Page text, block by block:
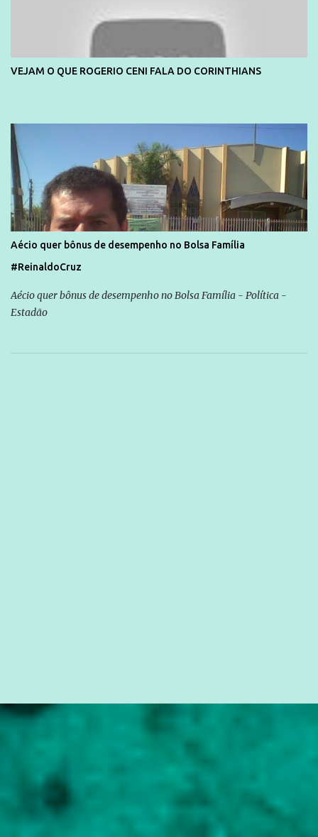
VEJAM O QUE ROGERIO CENI FALA DO CORINTHIANS
Aécio quer bônus de desempenho no Bolsa Família
#ReinaldoCruz
Aécio quer bônus de desempenho no Bolsa Família - Política -
Estadão